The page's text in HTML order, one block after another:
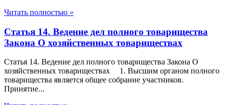
Читать полностью »
Статья 14. Ведение дел полного товарищества
Закона О хозяйственных товариществах
Статья 14. Ведение дел полного товарищества Закона О
хозяйственных товариществах 1. Высшим органом полного
товарищества является общее собрание участников.
Принятие...